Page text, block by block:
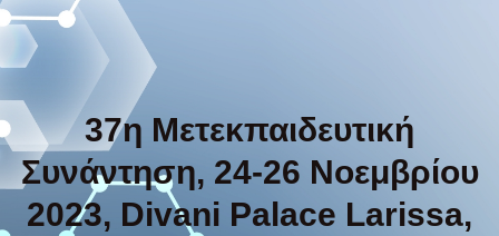
37η Μετεκπαιδευτική
Συνάντηση, 24-26 Νοεμβρίου
2023, Divani Palace Larissa,